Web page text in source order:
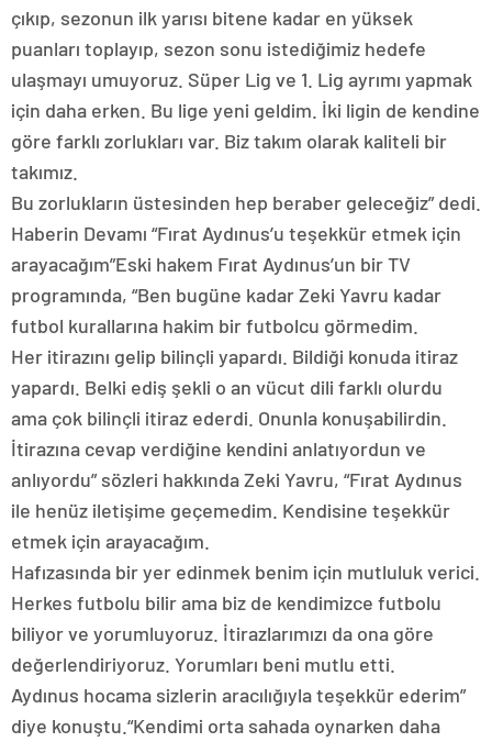
çıkıp, sezonun ilk yarısı bitene kadar en yüksek
puanları toplayıp, sezon sonu istediğimiz hedefe
ulaşmayı umuyoruz. Süper Lig ve 1. Lig ayrımı yapmak
için daha erken. Bu lige yeni geldim. İki ligin de kendine
göre farklı zorlukları var. Biz takım olarak kaliteli bir
takımız.
Bu zorlukların üstesinden hep beraber geleceğiz” dedi.
Haberin Devamı “Fırat Aydınus’u teşekkür etmek için
arayacağım”Eski hakem Fırat Aydınus’un bir TV
programında, “Ben bugüne kadar Zeki Yavru kadar
futbol kurallarına hakim bir futbolcu görmedim.
Her itirazını gelip bilinçli yapardı. Bildiği konuda itiraz
yapardı. Belki ediş şekli o an vücut dili farklı olurdu
ama çok bilinçli itiraz ederdi. Onunla konuşabilirdin.
İtirazına cevap verdiğine kendini anlatıyordun ve
anlıyordu” sözleri hakkında Zeki Yavru, “Fırat Aydınus
ile henüz iletişime geçemedim. Kendisine teşekkür
etmek için arayacağım.
Hafızasında bir yer edinmek benim için mutluluk verici.
Herkes futbolu bilir ama biz de kendimizce futbolu
biliyor ve yorumluyoruz. İtirazlarımızı da ona göre
değerlendiriyoruz. Yorumları beni mutlu etti.
Aydınus hocama sizlerin aracılığıyla teşekkür ederim”
diye konuştu.“Kendimi orta sahada oynarken daha